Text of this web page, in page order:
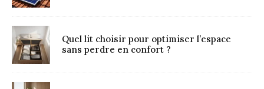
Quel lit choisir pour optimiser l’espace
sans perdre en confort ?